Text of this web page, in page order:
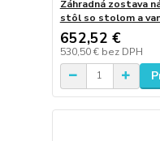
Záhradná zostava
stôl so stolom a
652,52 €
530,50 € bez DPH